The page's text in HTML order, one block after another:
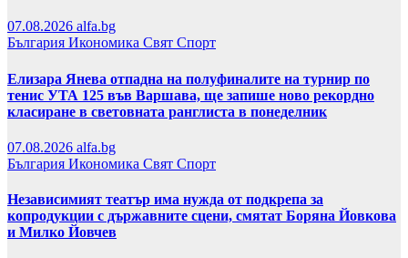
07.08.2026 alfa.bg
България Икономика Свят Спорт
Елизара Янева отпадна на полуфиналите на турнир по
тенис УТА 125 във Варшава, ще запише ново рекордно
класиране в световната ранглиста в понеделник
07.08.2026 alfa.bg
България Икономика Свят Спорт
Независимият театър има нужда от подкрепа за
копродукции с държавните сцени, смятат Боряна Йовкова
и Милко Йовчев